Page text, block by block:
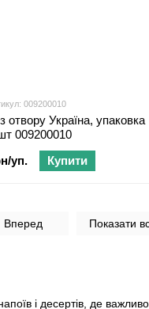
і десертів, де
009200010
отвору Україна, упаковка
009200010
уп.
Купити
Вперед Показати